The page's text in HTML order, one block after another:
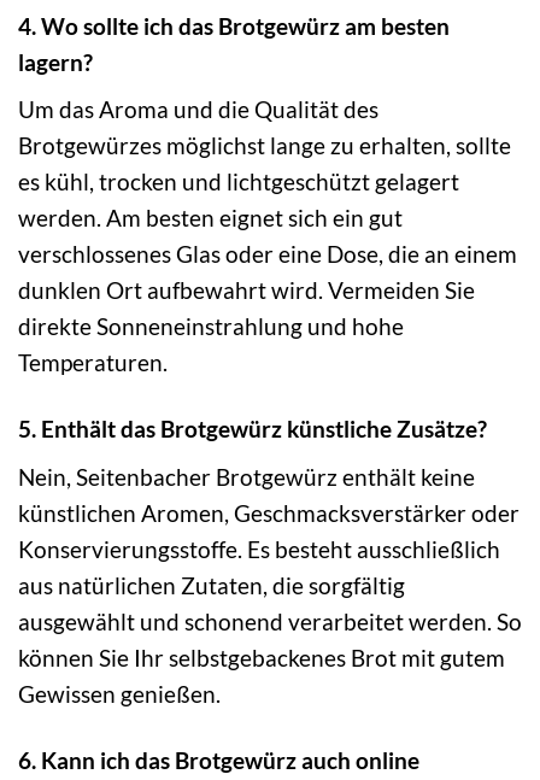
4. Wo sollte ich das Brotgewürz am besten
lagern?
Um das Aroma und die Qualität des
Brotgewürzes möglichst lange zu erhalten, sollte
es kühl, trocken und lichtgeschützt gelagert
werden. Am besten eignet sich ein gut
verschlossenes Glas oder eine Dose, die an einem
dunklen Ort aufbewahrt wird. Vermeiden Sie
direkte Sonneneinstrahlung und hohe
Temperaturen.
5. Enthält das Brotgewürz künstliche Zusätze?
Nein, Seitenbacher Brotgewürz enthält keine
künstlichen Aromen, Geschmacksverstärker oder
Konservierungsstoffe. Es besteht ausschließlich
aus natürlichen Zutaten, die sorgfältig
ausgewählt und schonend verarbeitet werden. So
können Sie Ihr selbstgebackenes Brot mit gutem
Gewissen genießen.
6. Kann ich das Brotgewürz auch online